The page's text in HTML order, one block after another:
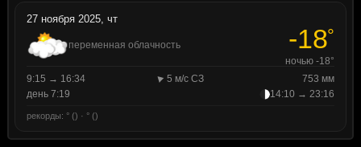
27 ноября 2025, чт
переменная облачность -18°
ночью -18°
9:15 → 16:34
5 м/с СЗ
753 мм
день 7:19
14:10 → 23:16
рекорды: ° () · ° ()